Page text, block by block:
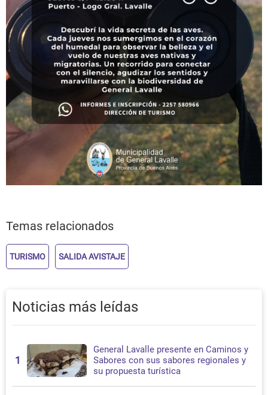
Temas relacionados
TURISMO SALIDA AVISTAJE
Noticias más leídas
1
General Lavalle presente en Caminos y
Sabores con sus sabores regionales y
su propuesta turística